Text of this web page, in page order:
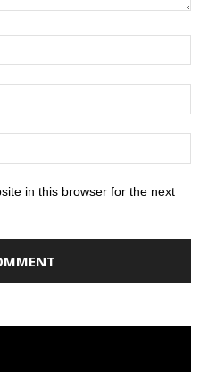
in this browser for the next